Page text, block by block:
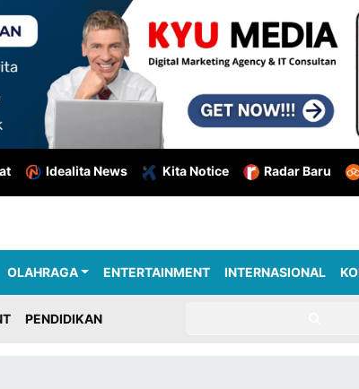
Idealita News Kita Notice Radar Baru
OLAHRAGA ENTERTAINMENT INTERNASIONAL
PENDIDIKAN